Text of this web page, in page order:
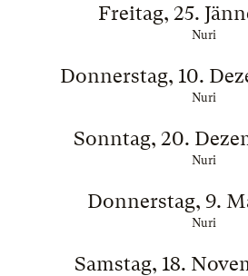
Freitag, 25.
Nuri
Donnerstag, 10.
Nuri
Sonntag, 20.
Nuri
Donnerstag, 9.
Nuri
Samstag, 18.